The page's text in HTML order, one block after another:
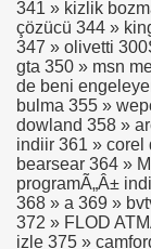
341 » kizlik
çözücü 344 »
347 » olivetti
gta 350 » msn
de beni
bulma 355 »
dowland 358 »
indiir 361 » corel
bearsear 364 »
programÃ„Â±
368 » a 369 »
372 » FLOD
izle 375 »